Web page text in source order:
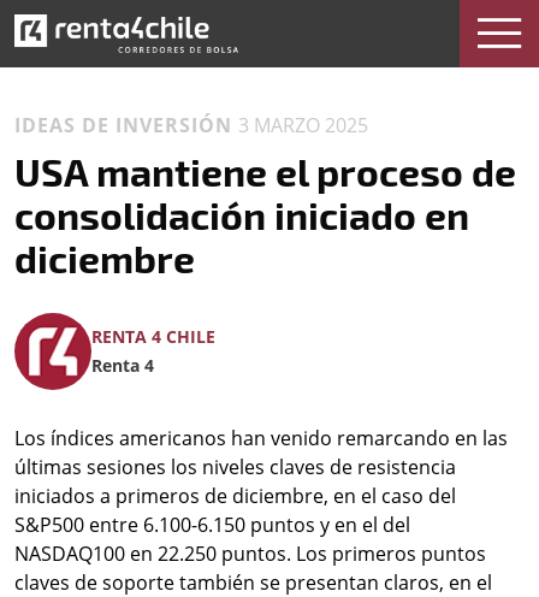
IDEAS DE INVERSIÓN 3 MARZO 2025
USA mantiene el proceso de
consolidación iniciado en
diciembre
RENTA 4 CHILE
Renta 4
Los índices americanos han venido remarcando en las
últimas sesiones los niveles claves de resistencia
iniciados a primeros de diciembre, en el caso del
S&P500 entre 6.100-6.150 puntos y en el del
NASDAQ100 en 22.250 puntos. Los primeros puntos
claves de soporte también se presentan claros, en el